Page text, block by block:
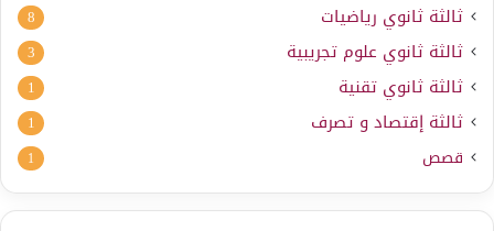
ثالثة ثانوي رياضيات 8
ثالثة ثانوي علوم تجريبية 3
ثالثة ثانوي تقنية 1
ثالثة إقتصاد و تصرف 1
قصص 1